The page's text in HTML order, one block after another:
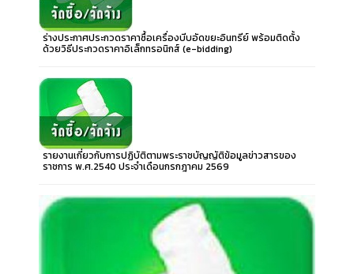
ร่างประกาศประกวดราคาซื้อเครื่องบีบอัดขยะอินทรีย์ พร้อมติดตั้ง
ด้วยวิธีประกวดราคาอิเล็กทรอนิกส์ (e-bidding)
รายงานเกี่ยวกับการปฏิบัติตามพระราชบัญญัติข้อมูลข่าวสารของ
ราชการ พ.ศ.2540 ประจำเดือนกรกฎาคม 2569